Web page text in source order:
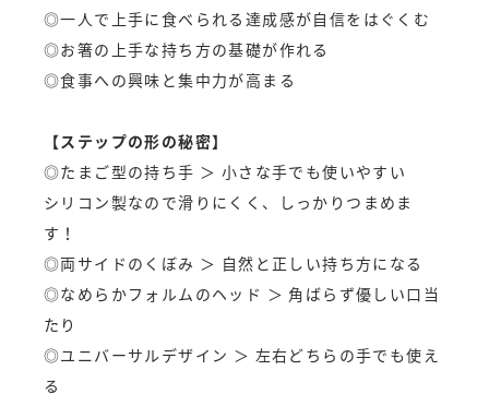
◎一人で上手に食べられる達成感が自信をはぐくむ
◎お箸の上手な持ち方の基礎が作れる
◎食事への興味と集中力が高まる
【ステップの形の秘密】
◎たまご型の持ち手 ＞ 小さな手でも使いやすい
シリコン製なので滑りにくく、しっかりつまめま
す！
◎両サイドのくぼみ ＞ 自然と正しい持ち方になる
◎なめらかフォルムのヘッド ＞ 角ばらず優しい口当
たり
◎ユニバーサルデザイン ＞ 左右どちらの手でも使え
る